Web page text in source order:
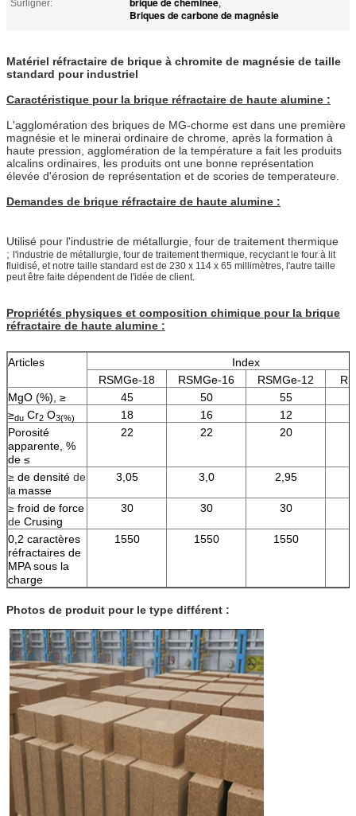
Surligner:
,
Briques de carbone de magnésie
Matériel réfractaire de brique à chromite de magnésie de taille
standard pour industriel
Caractéristique pour la brique réfractaire de haute alumine :
L'agglomération des briques de MG-chorme est dans une première
magnésie et le minerai ordinaire de chrome, après la formation à
haute pression, agglomération de la température a fait les produits
alcalins ordinaires, les produits ont une bonne représentation
élevée d'érosion de représentation et de scories de temperateure.
Demandes de brique réfractaire de haute alumine :
Utilisé pour l'industrie de métallurgie, four de traitement thermique
; l'industrie de métallurgie, four de traitement thermique, recyclant le four à lit
fluidisé, et notre taille standard est de 230 x 114 x 65 millimètres, l'autre taille
peut être faite dépendent de l'idée de client.
Propriétés physiques et composition chimique pour la brique
réfractaire de haute alumine :
Articles
Index
RSMGe-18
RSMGe-16 RSMGe-12
MgO (%), ≥
45 50
55
≥du Cr2 O3(%) 18 16
12
Porosité
apparente, %
de ≤
22 22 20
≥ de densité de
la masse
3,05 3,0 2,95
≥ froid de force
de Crusing
30 30 30
0,2 caractères
réfractaires de
MPA sous la
charge
1550 1550
1550
Photos de produit pour le type différent :